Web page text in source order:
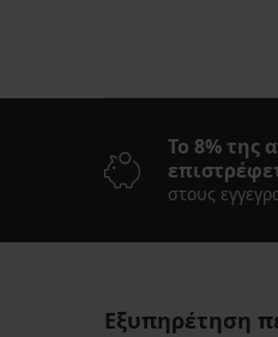
Το 8% της
στους
Εξυπηρέτηση